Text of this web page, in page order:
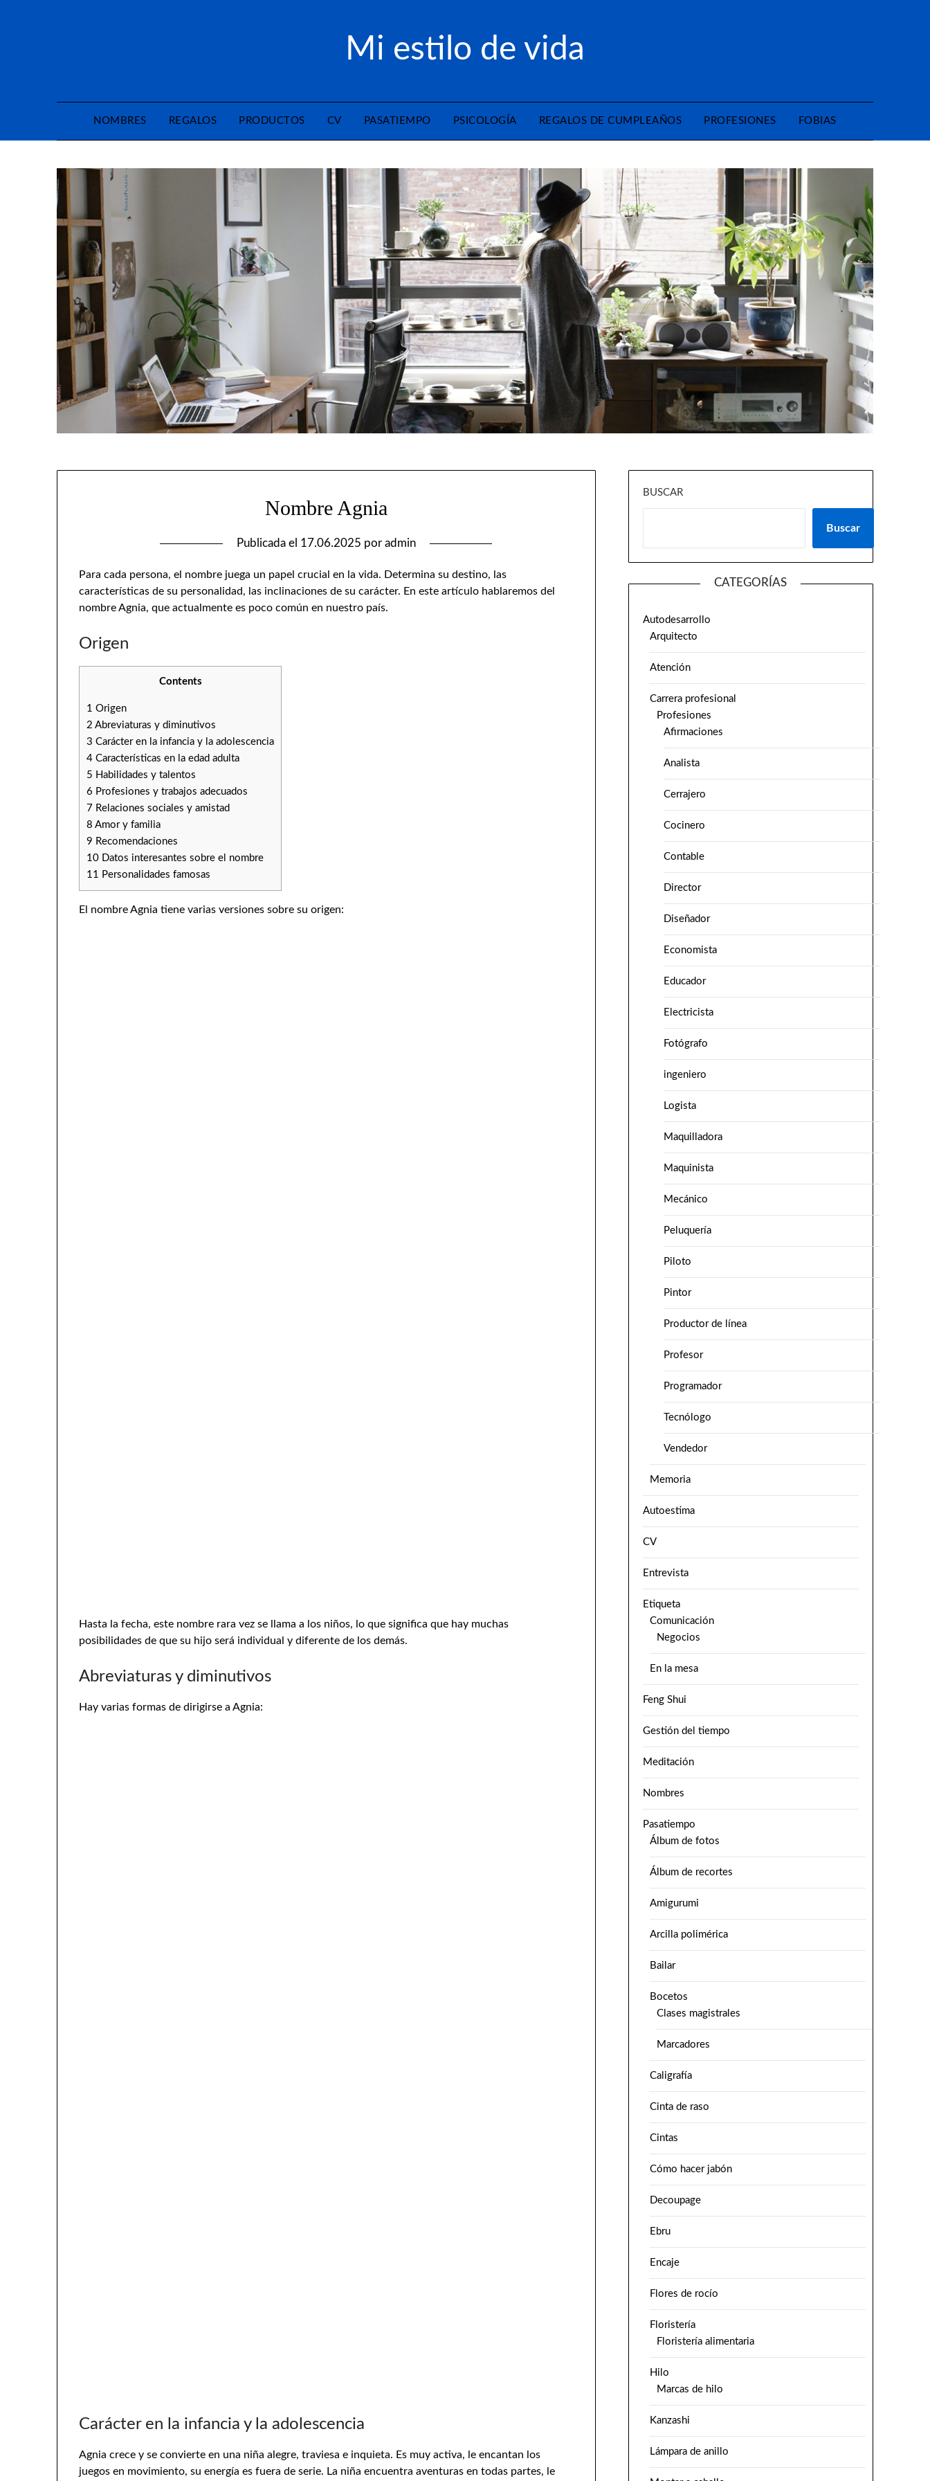
Mi estilo de vida
NOMBRES REGALOS PRODUCTOS CV PASATIEMPO PSICOLOGÍA REGALOS DE CUMPLEAÑOS PROFESIONES FOBIAS
Nombre Agnia
Publicada el 17.06.2025 por admin
Para cada persona, el nombre juega un papel crucial en la vida. Determina su destino, las
características de su personalidad, las inclinaciones de su carácter. En este artículo hablaremos del
nombre Agnia, que actualmente es poco común en nuestro país.
Origen
Contents
1 Origen
2 Abreviaturas y diminutivos
3 Carácter en la infancia y la adolescencia
4 Características en la edad adulta
5 Habilidades y talentos
6 Profesiones y trabajos adecuados
7 Relaciones sociales y amistad
8 Amor y familia
9 Recomendaciones
10 Datos interesantes sobre el nombre
11 Personalidades famosas
El nombre Agnia tiene varias versiones sobre su origen:
Hasta la fecha, este nombre rara vez se llama a los niños, lo que significa que hay muchas
posibilidades de que su hijo será individual y diferente de los demás.
Abreviaturas y diminutivos
Hay varias formas de dirigirse a Agnia:
Carácter en la infancia y la adolescencia
Agnia crece y se convierte en una niña alegre, traviesa e inquieta. Es muy activa, le encantan los
juegos en movimiento, su energía es fuera de serie. La niña encuentra aventuras en todas partes, le
BUSCAR
Buscar
CATEGORÍAS
Autodesarrollo
Arquitecto
Atención
Carrera profesional
Profesiones
Afirmaciones
Analista
Cerrajero
Cocinero
Contable
Director
Diseñador
Economista
Educador
Electricista
Fotógrafo
ingeniero
Logista
Maquilladora
Maquinista
Mecánico
Peluquería
Piloto
Pintor
Productor de línea
Profesor
Programador
Tecnólogo
Vendedor
Memoria
Autoestima
CV
Entrevista
Etiqueta
Comunicación
Negocios
En la mesa
Feng Shui
Gestión del tiempo
Meditación
Nombres
Pasatiempo
Álbum de fotos
Álbum de recortes
Amigurumi
Arcilla polimérica
Bailar
Bocetos
Clases magistrales
Marcadores
Caligrafía
Cinta de raso
Cintas
Cómo hacer jabón
Decoupage
Ebru
Encaje
Flores de rocío
Floristería
Floristería alimentaria
Hilo
Marcas de hilo
Kanzashi
Lámpara de anillo